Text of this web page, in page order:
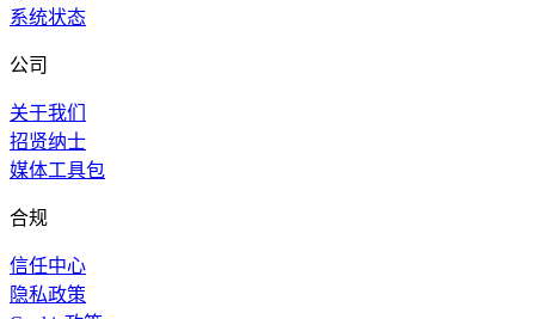
系统状态
公司
关于我们
招贤纳士
媒体工具包
合规
信任中心
隐私政策